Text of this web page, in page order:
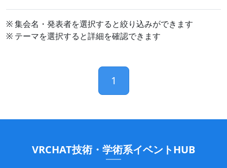
※ 集会名・発表者を選択すると絞り込みができます
※ テーマを選択すると詳細を確認できます
1
VRCHAT技術・学術系イベントHUB